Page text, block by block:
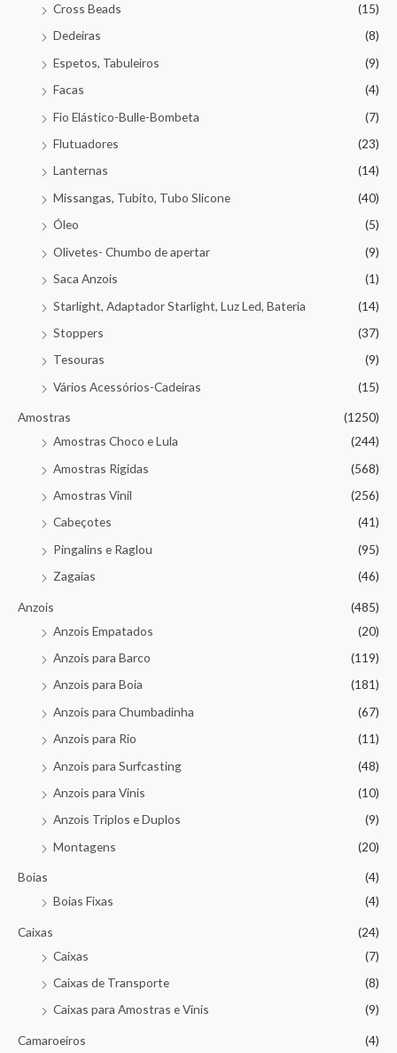
Cross Beads
(15)
Dedeiras
(8)
Espetos, Tabuleiros
(9)
Facas
(4)
Fio Elástico-Bulle-Bombeta
(7)
Flutuadores
(23)
Lanternas
(14)
Missangas, Tubito, Tubo Slicone
(40)
Óleo
(5)
Olivetes- Chumbo de apertar
(9)
Saca Anzois
(1)
Starlight, Adaptador Starlight, Luz Led, Bateria
(14)
Stoppers
(37)
Tesouras
(9)
Vários Acessórios-Cadeiras
(15)
Amostras
(1250)
Amostras Choco e Lula
(244)
Amostras Rigidas
(568)
Amostras Vinil
(256)
Cabeçotes
(41)
Pingalins e Raglou
(95)
Zagaias
(46)
Anzois
(485)
Anzois Empatados
(20)
Anzois para Barco
(119)
Anzois para Boia
(181)
Anzois para Chumbadinha
(67)
Anzois para Rio
(11)
Anzois para Surfcasting
(48)
Anzois para Vinis
(10)
Anzois Triplos e Duplos
(9)
Montagens
(20)
Boias
(4)
Boias Fixas
(4)
Caixas
(24)
Caixas
(7)
Caixas de Transporte
(8)
Caixas para Amostras e Vinis
(9)
Camaroeiros (4)